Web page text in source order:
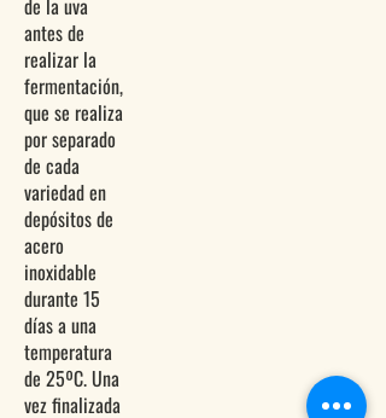
de la uva
antes de
realizar la
fermentación,
que se realiza
por separado
de cada
variedad en
depósitos de
acero
inoxidable
durante 15
días a una
temperatura
de 25ºC. Una
vez finalizada